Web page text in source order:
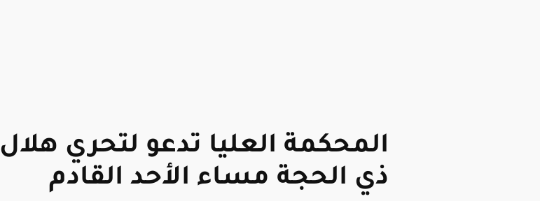
المحكمة العليا تدعو لتحري هلال
ذي الحجة مساء الأحد القادم